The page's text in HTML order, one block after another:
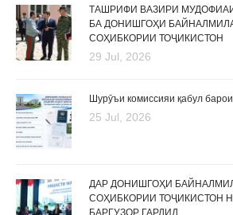
ТАШРИФИ ВАЗИРИ
БА ДОНИШГОҲИ
СОҲИБКОРИИ ТОҶИКИСТОН
29 Jul, 2026
Шурӯъи комиссияи қабул
25 Jul, 2026
ДАР ДОНИШГОҲИ
СОҲИБКОРИИ ТОҶИКИСТОН